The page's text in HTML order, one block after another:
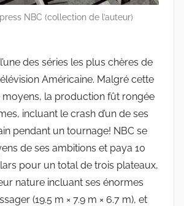
NBC (collection de l’auteur)
des séries les plus chères de
Américaine. Malgré cette
la production fût rongée
incluant le crash d’un de ses
pendant un tournage! NBC se
de ses ambitions et paya 10
pour un total de trois plateaux,
nature incluant ses énormes
(19.5 m × 7.9 m × 6.7 m), et